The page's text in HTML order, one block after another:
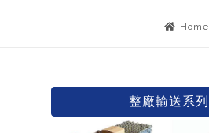
Home
整廠輸送系列